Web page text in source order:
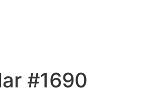
#1690